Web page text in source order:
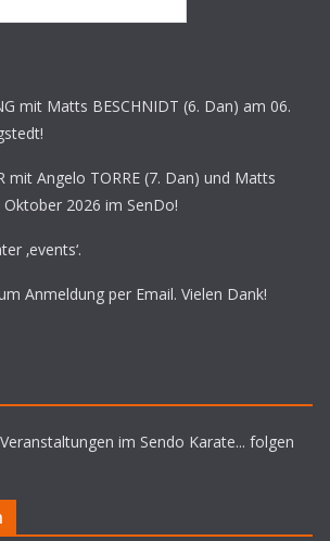
mit Matts BESCHNIDT (6. Dan) am 06.
mit Angelo TORRE (7. Dan) und Matts
Oktober 2026 im SenDo!
‚events‘.
Anmeldung per Email. Vielen Dank!
im Sendo Karate... folgen